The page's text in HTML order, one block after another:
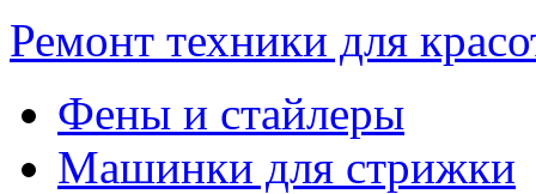
Ремонт техники для
Фены и стайлеры
Машинки для стрижки